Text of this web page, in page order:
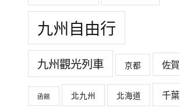
九州自由行
九州觀光列車 京都 佐賀
函館 北九州 北海道 千葉